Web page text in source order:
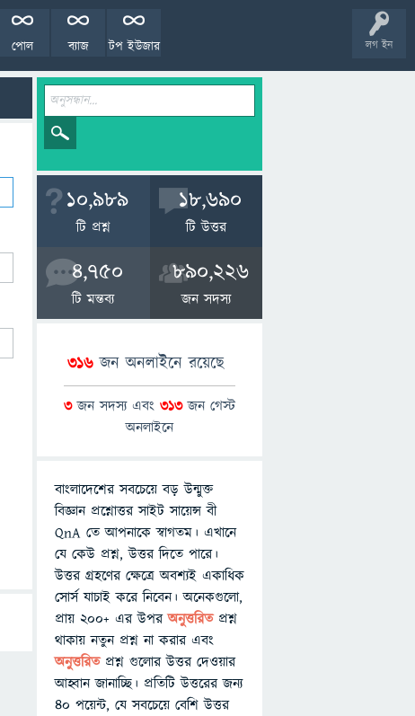
লগ ইন
টপ ইউজার
ব্যাজ
পোল
10,989
টি প্রশ্ন
18,690
টি উত্তর
4,750
টি মন্তব্য
890,226
জন সদস্য
316 জন অনলাইনে রয়েছে
3জন সদস্য এবং 313জন গেস্ট
অনলাইনে
বাংলাদেশের সবচেয়ে বড় উন্মুক্ত
বিজ্ঞান প্রশ্নোত্তর সাইট সায়েন্স বী
QnA তে আপনাকে স্বাগতম। এখানে
যে কেউ প্রশ্ন, উত্তর দিতে পারে।
উত্তর গ্রহণের ক্ষেত্রে অবশ্যই একাধিক
সোর্স যাচাই করে নিবেন। অনেকগুলো,
প্রায় ২০০+ এর উপরঅনুত্তরিতপ্রশ্ন
থাকায় নতুন প্রশ্ন না করার এবং
অনুত্তরিত প্রশ্ন গুলোর উত্তর দেওয়ার
আহ্বান জানাচ্ছি। প্রতিটি উত্তরের জন্য
৪০ পয়েন্ট, যে সবচেয়ে বেশি উত্তর